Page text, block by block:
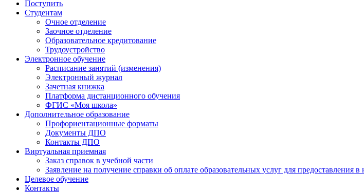
Поступить
Студентам
Очное отделение
Заочное отделение
Образовательное кредитование
Трудоустройство
Электронное обучение
Расписание занятий (изменения)
Электронный журнал
Зачетная книжка
Платформа дистанционного обучения
ФГИС «Моя школа»
Дополнительное образование
Профориентационные форматы
Документы ДПО
Контакты ДПО
Виртуальная приемная
Заказ справок в учебной части
Заявление на получение справки об оплате образовательных услуг для предоставления
Целевое обучение
Контакты